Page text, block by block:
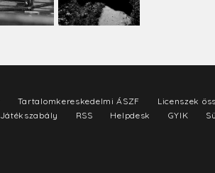
Tartalomkereskedelmi ÁSZF Licenszek
Játékszabály RSS Helpdesk GYIK